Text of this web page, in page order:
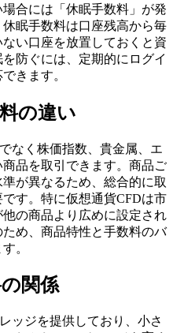
合には「休眠手数料」が発
眠手数料は口座残高から毎
い口座を放置しておくと資
防ぐには、定期的にログイ
きます。
の違い
なく株価指数、貴金属、エ
品を取引できます。商品ご
が異なるため、総合的に取
す。特に仮想通貨CFDは市
の商品より広めに設定され
め、商品特性と手数料のバ
。
関係
ッジを提供しており、小さ